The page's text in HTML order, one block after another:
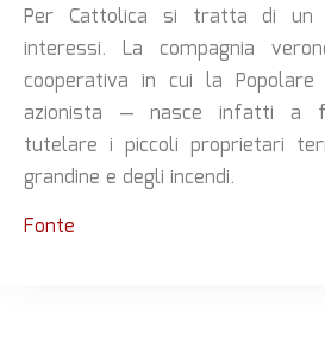
Per Cattolica si tratta di un
interessi. La compagnia
cooperativa in cui la
azionista — nasce infatti a
tutelare i piccoli proprietari
grandine e degli incendi.
Fonte